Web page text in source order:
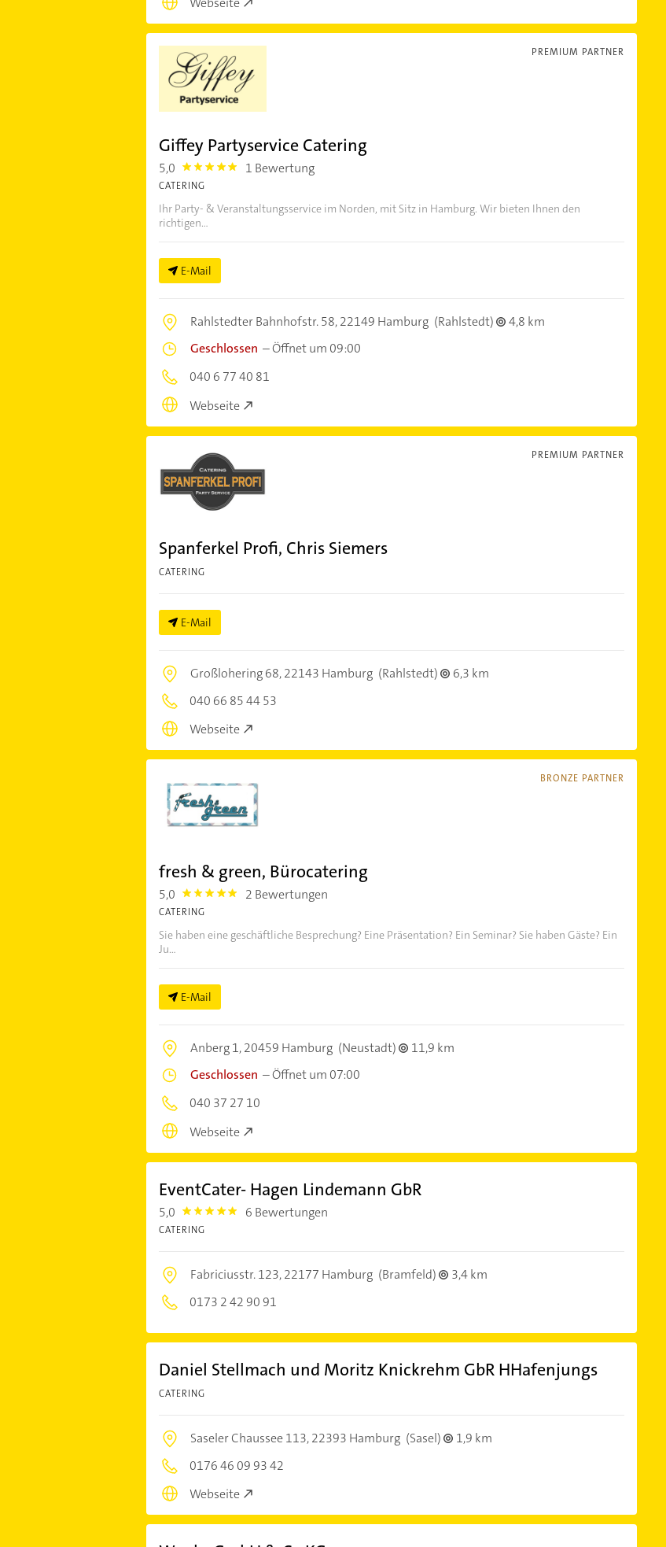
PREMIUM PARTNER
Giffey Partyservice Catering
5,0 5.0 1 Bewertung
CATERING
Ihr Party- & Veranstaltungsservice im Norden, mit Sitz in Hamburg. Wir bieten Ihnen den
richtigen...
E-Mail
Rahlstedter Bahnhofstr. 58,22149 Hamburg (Rahlstedt)
4,8 km
Geschlossen –Öffnet um 09:00
040 6 77 40 81
Webseite
PREMIUM PARTNER
Spanferkel Profi, Chris Siemers
CATERING
E-Mail
Großlohering 68,22143 Hamburg (Rahlstedt)
6,3 km
040 66 85 44 53
Webseite
BRONZE PARTNER
fresh & green, Bürocatering
5,0 5.0 2 Bewertungen
CATERING
Sie haben eine geschäftliche Besprechung? Eine Präsentation? Ein Seminar? Sie haben Gäste? Ein
Ju...
E-Mail
Anberg 1,20459 Hamburg (Neustadt)
11,9 km
Geschlossen –Öffnet um 07:00
040 37 27 10
Webseite
EventCater- Hagen Lindemann GbR
5,0 5.0 6 Bewertungen
CATERING
Fabriciusstr. 123,22177 Hamburg (Bramfeld)
3,4 km
0173 2 42 90 91
Daniel Stellmach und Moritz Knickrehm GbR HHafenjungs
CATERING
Saseler Chaussee 113,22393 Hamburg (Sasel)
1,9 km
0176 46 09 93 42
Webseite